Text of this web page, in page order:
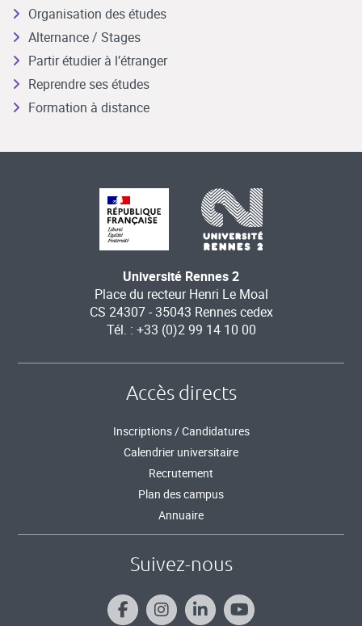
Organisation des études
Alternance / Stages
Partir étudier à l’étranger
Reprendre ses études
Formation à distance
Université Rennes 2
Place du recteur Henri Le Moal
CS 24307 - 35043 Rennes cedex
Tél. : +33 (0)2 99 14 10 00
Accès directs
Inscriptions / Candidatures
Calendrier universitaire
Recrutement
Plan des campus
Annuaire
Suivez-nous